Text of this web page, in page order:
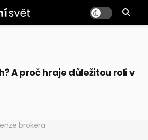
A proč hraje důležitou roli v